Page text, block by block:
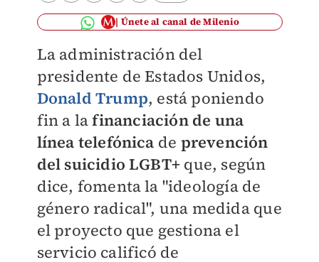
Únete al canal de Milenio
La administración del
presidente de Estados Unidos,
Donald Trump, está poniendo
fin a lafinanciación de una
línea telefónica de prevención
del suicidio LGBT+ que, según
dice, fomenta la "ideología de
género radical", una medida que
el proyecto que gestiona el
servicio calificó de